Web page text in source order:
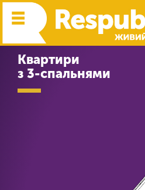
Квартири
з 3-спальнями